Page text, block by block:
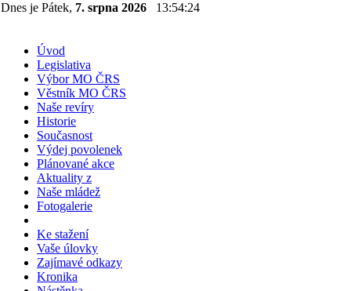
Dnes je Pátek, 7. srpna 2026 13:54:24
Úvod
Legislativa
Výbor MO ČRS
Věstník MO ČRS
Naše revíry
Historie
Současnost
Výdej povolenek
Plánované akce
Aktuality z
Naše mládež
Fotogalerie
Ke stažení
Vaše úlovky
Zajímavé odkazy
Kronika